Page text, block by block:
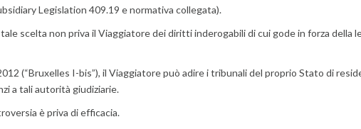
Legislation 409.19 e normativa collegata).
scelta non priva il Viaggiatore dei diritti inderogabili di cui gode in forza della
(“Bruxelles I-bis”), il Viaggiatore può adire i tribunali del proprio Stato di
a tali autorità giudiziarie.
è priva di efficacia.